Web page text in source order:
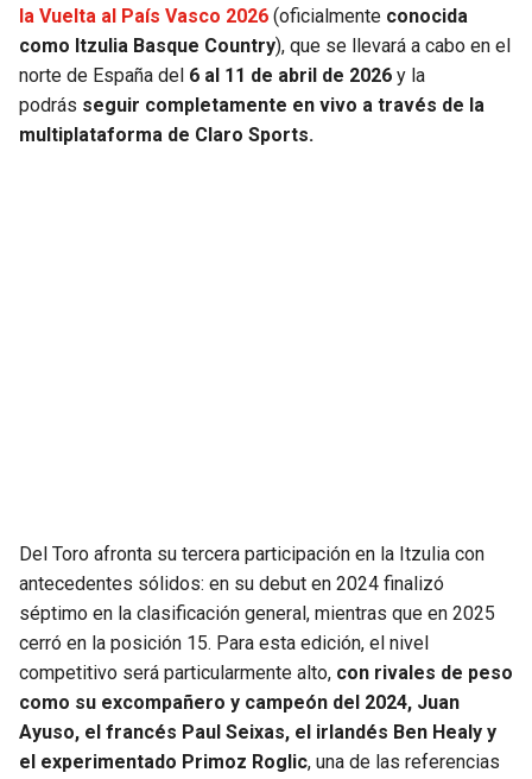
la Vuelta al País Vasco 2026 (oficialmente conocida
como Itzulia Basque Country), que se llevará a cabo en el
norte de España del 6 al 11 de abril de 2026 y la
podrás seguir completamente en vivo a través de la
multiplataforma de Claro Sports.
Del Toro afronta su tercera participación en la Itzulia con
antecedentes sólidos: en su debut en 2024 finalizó
séptimo en la clasificación general, mientras que en 2025
cerró en la posición 15. Para esta edición, el nivel
competitivo será particularmente alto, con rivales de peso
como su excompañero y campeón del 2024, Juan
Ayuso, el francés Paul Seixas, el irlandés Ben Healy y
el experimentado Primoz Roglic, una de las referencias